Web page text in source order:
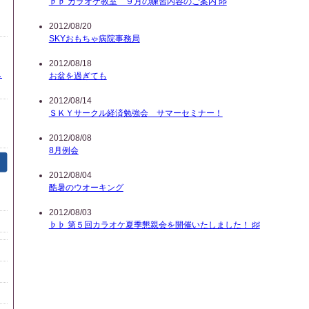
2012/08/20
SKYおもちゃ病院事務局
2012/08/18
お盆を過ぎても
2012/08/14
ＳＫＹサークル経済勉強会 サマーセミナー！
2012/08/08
8月例会
2012/08/04
酷暑のウオーキング
2012/08/03
♭♭ 第５回カラオケ夏季懇親会を開催いたしました！ ♯♯